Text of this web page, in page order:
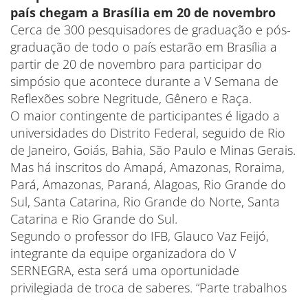
país chegam a Brasília em 20 de novembro
Cerca de 300 pesquisadores de graduação e pós-
graduação de todo o país estarão em Brasília a
partir de 20 de novembro para participar do
simpósio que acontece durante a V Semana de
Reflexões sobre Negritude, Gênero e Raça.
O maior contingente de participantes é ligado a
universidades do Distrito Federal, seguido de Rio
de Janeiro, Goiás, Bahia, São Paulo e Minas Gerais.
Mas há inscritos do Amapá, Amazonas, Roraima,
Pará, Amazonas, Paraná, Alagoas, Rio Grande do
Sul, Santa Catarina, Rio Grande do Norte, Santa
Catarina e Rio Grande do Sul.
Segundo o professor do IFB, Glauco Vaz Feijó,
integrante da equipe organizadora do V
SERNEGRA, esta será uma oportunidade
privilegiada de troca de saberes. “Parte trabalhos